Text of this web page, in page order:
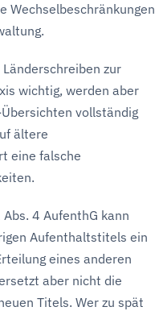
Wechselbeschränkungen
zur
wichtig, werden aber
vollständig
ältere
eine falsche
4 AufenthG kann
Aufenthaltstitels ein
eines anderen
aber nicht die
Titels. Wer zu spät